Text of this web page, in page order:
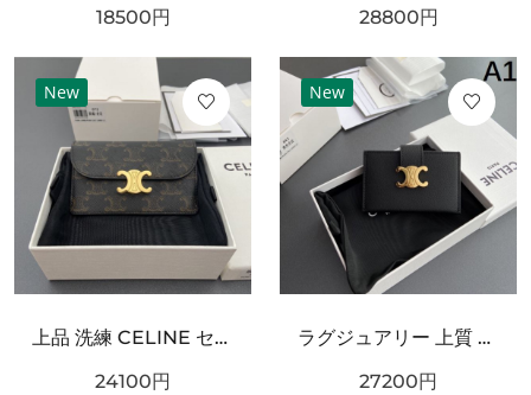
18500円
28800円
New
上品 洗練 CELINE セリーヌ コピー カードケース 高級感 エレガント
24100円
New
ラグジュアリー 上質 CELINE セリーヌ コピー カードケース モダン 端正
27200円